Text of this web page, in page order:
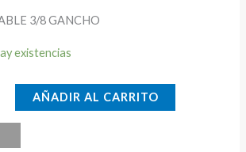
3/8 GANCHO
existencias
AÑADIR AL CARRITO